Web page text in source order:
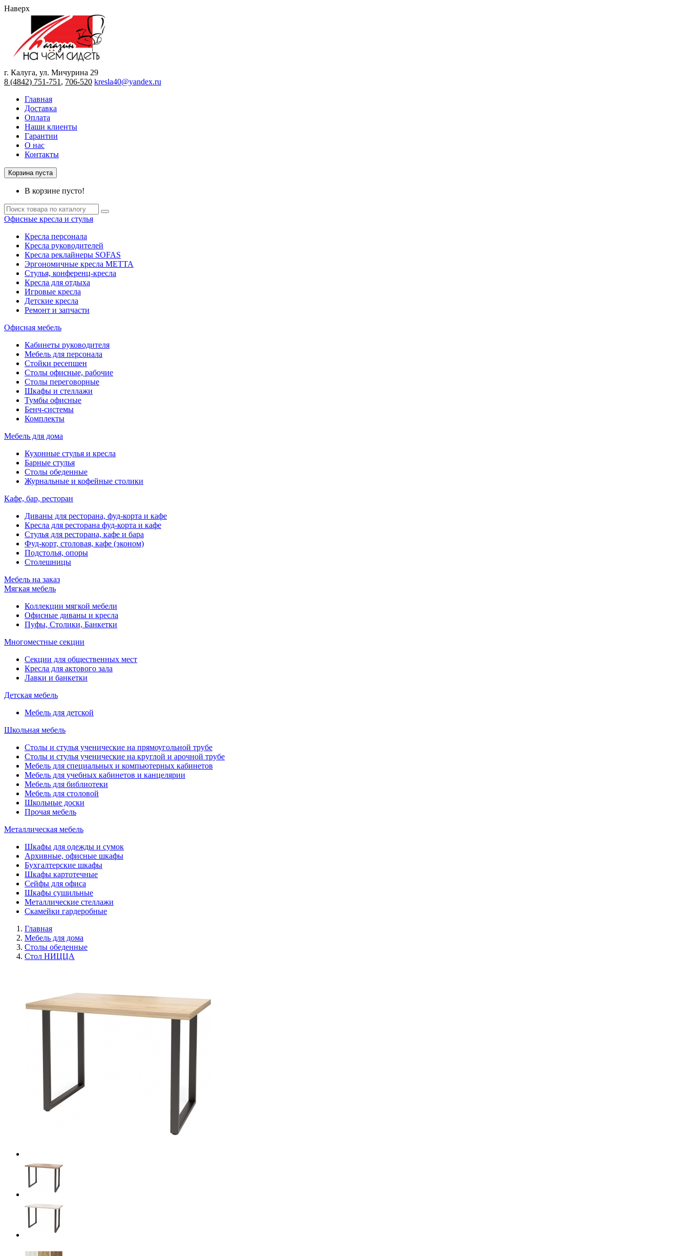
Наверх
г. Калуга, ул. Мичурина 29
8 (4842) 751-751 , 706-520 kresla40@yandex.ru
Главная
Доставка
Оплата
Наши клиенты
Гарантии
О нас
Контакты
Корзина пуста
В корзине пусто!
Офисные кресла и стулья
Кресла персонала
Кресла руководителей
Кресла реклайнеры SOFAS
Эргономичные кресла МЕТТА
Стулья, конференц-кресла
Кресла для отдыха
Игровые кресла
Детские кресла
Ремонт и запчасти
Офисная мебель
Кабинеты руководителя
Мебель для персонала
Стойки ресепшен
Столы офисные, рабочие
Столы переговорные
Шкафы и стеллажи
Тумбы офисные
Бенч-системы
Комплекты
Мебель для дома
Кухонные стулья и кресла
Барные стулья
Столы обеденные
Журнальные и кофейные столики
Кафе, бар, ресторан
Диваны для ресторана, фуд-корта и кафе
Кресла для ресторана фуд-корта и кафе
Стулья для ресторана, кафе и бара
Фуд-корт, столовая, кафе (эконом)
Подстолья, опоры
Столешницы
Мебель на заказ
Мягкая мебель
Коллекции мягкой мебели
Офисные диваны и кресла
Пуфы, Столики, Банкетки
Многоместные секции
Секции для общественных мест
Кресла для актового зала
Лавки и банкетки
Детская мебель
Мебель для детской
Школьная мебель
Столы и стулья ученические на прямоугольной трубе
Столы и стулья ученические на круглой и арочной трубе
Мебель для специальных и компьютерных кабинетов
Мебель для учебных кабинетов и канцелярии
Мебель для библиотеки
Мебель для столовой
Школьные доски
Прочая мебель
Металлическая мебель
Шкафы для одежды и сумок
Архивные, офисные шкафы
Бухгалтерские шкафы
Шкафы картотечные
Сейфы для офиса
Шкафы сушильные
Металлические стеллажи
Скамейки гардеробные
Главная
Мебель для дома
Столы обеденные
Стол НИЦЦА